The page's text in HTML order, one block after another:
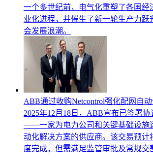
一个多世纪前，电气化重塑了各国经
业化进程，并催生了新一轮生产力跃
会发展浪潮。
ABB通过收购Netcontrol强化配网自
2025年12月18日，ABB宣布已签署协
——一家为电力公司和关键基础设施
动化解决方案的供应商。该交易预计
度完成，但需满足监管审批及常规交